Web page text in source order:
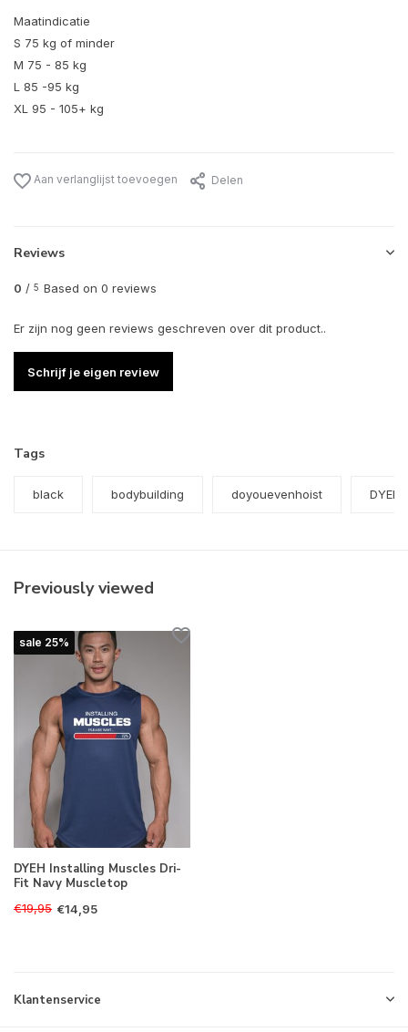
Maatindicatie
S 75 kg of minder
M 75 - 85 kg
L 85 -95 kg
XL 95 - 105+ kg
Aan verlanglijst toevoegen Delen
Reviews
0 / 5 Based on 0 reviews
Er zijn nog geen reviews geschreven over dit product..
Schrijf je eigen review
Tags
black bodybuilding doyouevenhoist DYEH
Previously viewed
sale 25%
DYEH Installing Muscles Dri-
Fit Navy Muscletop
€19,95 €14,95
Klantenservice